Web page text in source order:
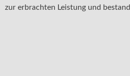
zur erbrachten Leistung und